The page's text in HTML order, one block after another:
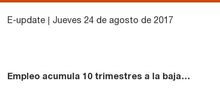
E-update | Jueves 24 de agosto de 2017
Empleo acumula 10 trimestres a la baja…